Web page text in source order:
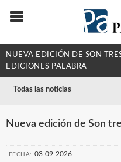
NUEVA EDICIÓN DE SON
EDICIONES PALABRA
Todas las noticias
Nueva edición de Son
FECHA: 03-09-2026